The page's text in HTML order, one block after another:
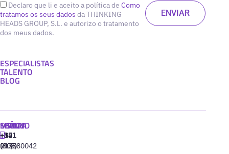
Declaro que li e aceito a política de Como
tratamos os seus dados da THINKING
HEADS GROUP, S.L. e autorizo o tratamento
dos meus dados.
ESPECIALISTAS
TALENTO
BLOG
MADRID
+34
91
MIAMI
+1
(305)
SEÚL
+82
(10)
LISBOA
‪+351
213880042